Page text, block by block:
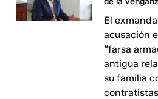
El
acusación
“farsa
antigua
su familia